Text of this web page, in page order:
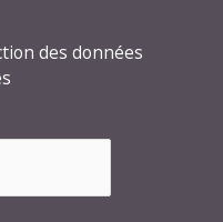
des données